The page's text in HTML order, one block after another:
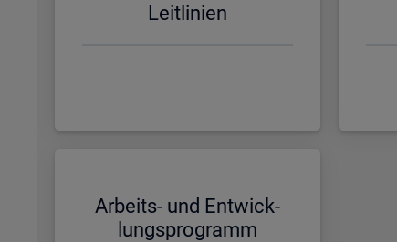
Leit­li­ni­en
Ar­beits- und Ent­wick­
lungs­pro­gramm